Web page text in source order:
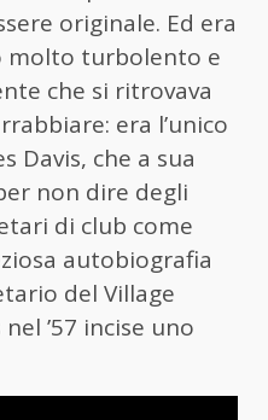
originale. Ed era
molto turbolento e
che si ritrovava
era l’unico
Davis, che a sua
non dire degli
di club come
autobiografia
del Village
’57 incise uno